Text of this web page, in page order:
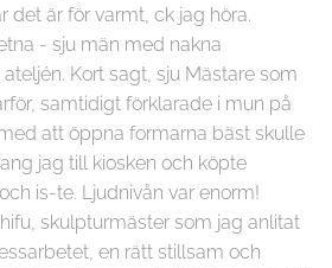
det är för varmt, ck jag höra.
- sju män med nakna
Kort sagt, sju Mästare som
samtidigt förklarade i mun på
att öppna formarna bäst skulle
jag till kiosken och köpte
is-te. Ljudnivån var enorm!
skulpturmäster som jag anlitat
en rätt stillsam och